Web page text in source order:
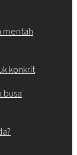
mentah
konkrit
busa